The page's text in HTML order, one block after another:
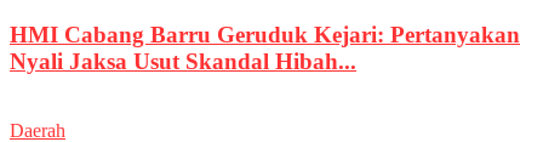
HMI Cabang Barru Geruduk Kejari: Pertanyakan
Nyali Jaksa Usut Skandal Hibah...
Daerah